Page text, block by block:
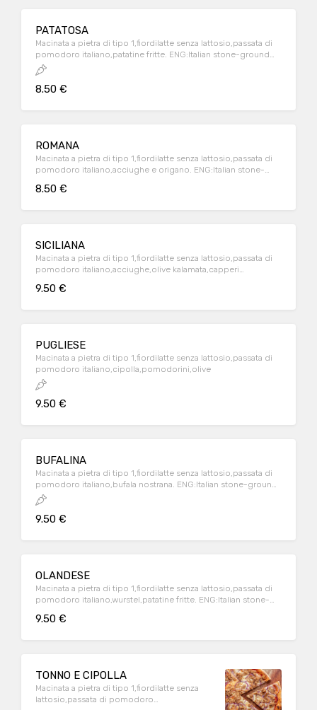
PATATOSA
Macinata a pietra di tipo 1,fiordilatte senza lattosio,passata di
pomodoro italiano,patatine fritte. ENG:Italian stone-ground
flour,lactose-free italian milk mozzarella,italian tomatoes
source ,french fries
8.50 €
ROMANA
Macinata a pietra di tipo 1,fiordilatte senza lattosio,passata di
pomodoro italiano,acciughe e origano. ENG:Italian stone-
tomatoes source ,anchovies
8.50 €
SICILIANA
Macinata a pietra di tipo 1,fiordilatte senza lattosio,passata di
pomodoro italiano,acciughe,olive kalamata,capperi
mozzarella,italian tomatoes source ,anchovies,olives
9.50 €
PUGLIESE
Macinata a pietra di tipo 1,fiordilatte senza lattosio,passata di
pomodoro italiano,cipolla,pomodorini,olive
9.50 €
BUFALINA
Macinata a pietra di tipo 1,fiordilatte senza lattosio,passata di
pomodoro italiano,bufala nostrana. ENG:Italian stone-ground
flour,lactose-free italian milk mozzarella,italian tomatoes
source ,local buffalo mozzarella
9.50 €
OLANDESE
Macinata a pietra di tipo 1,fiordilatte senza lattosio,passata di
pomodoro italiano,wurstel,patatine fritte. ENG:Italian stone-
tomatoes source ,hot dog,french fries
9.50 €
TONNO E CIPOLLA
Macinata a pietra di tipo 1,fiordilatte senza
lattosio,passata di pomodoro